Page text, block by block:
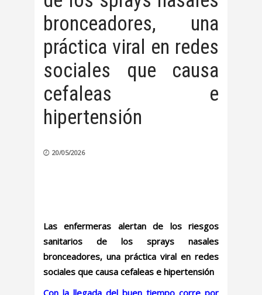
bronceadores, una
práctica viral en redes
sociales que causa
cefaleas e
hipertensión
20/05/2026
Las enfermeras alertan de los riesgos
sanitarios de los sprays nasales
bronceadores, una práctica viral en redes
sociales que causa cefaleas e hipertensión